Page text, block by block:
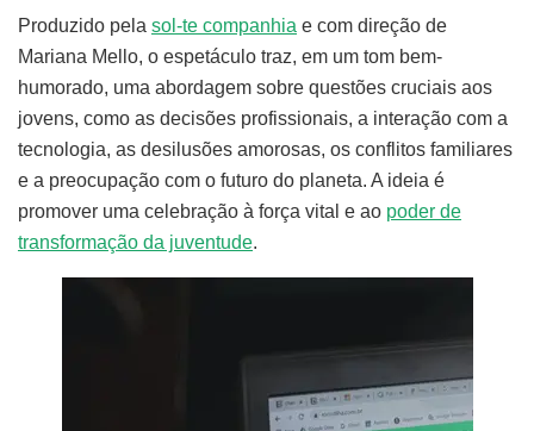
Produzido pela sol-te companhia e com direção de
Mariana Mello, o espetáculo traz, em um tom bem-
humorado, uma abordagem sobre questões cruciais aos
jovens, como as decisões profissionais, a interação com a
tecnologia, as desilusões amorosas, os conflitos familiares
e a preocupação com o futuro do planeta. A ideia é
promover uma celebração à força vital e ao poder de
transformação da juventude.